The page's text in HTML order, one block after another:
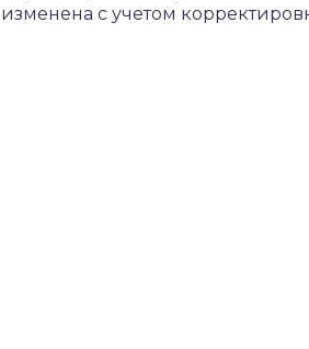
изменена с учетом